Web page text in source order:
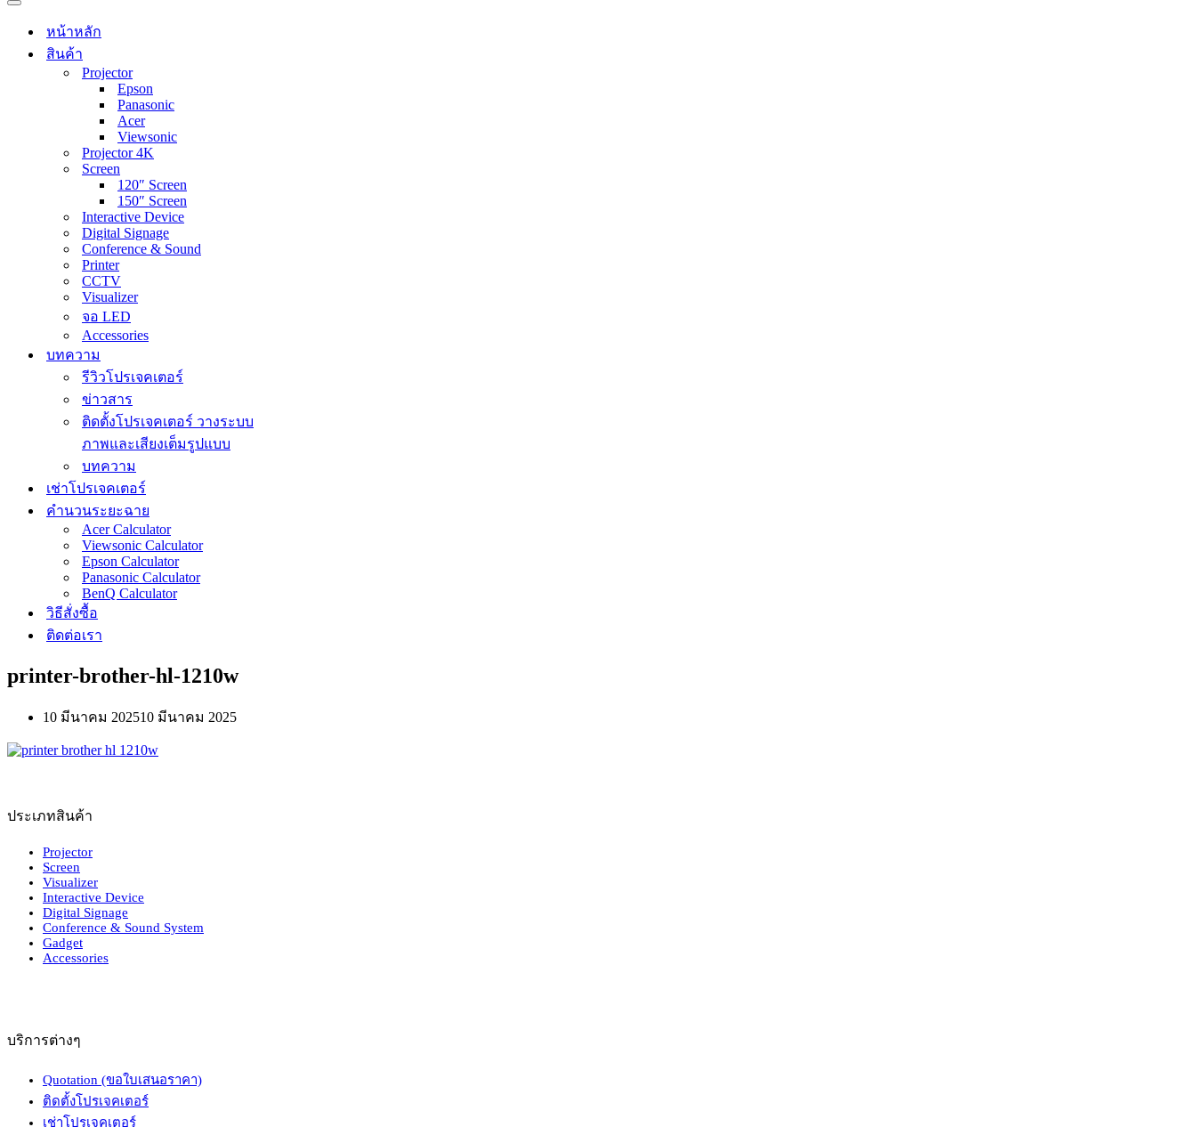
Navigation
หน้าหลัก
สินค้า
Projector
Epson
Panasonic
Acer
Viewsonic
Projector 4K
Screen
120″ Screen
150″ Screen
Interactive Device
Digital Signage
Conference & Sound
Printer
CCTV
Visualizer
จอ LED
Accessories
บทความ
รีวิวโปรเจคเตอร์
ข่าวสาร
ติดตั้งโปรเจคเตอร์ วางระบบ
ภาพและเสียงเต็มรูปแบบ
บทความ
เช่าโปรเจคเตอร์
คำนวนระยะฉาย
Acer Calculator
Viewsonic Calculator
Epson Calculator
Panasonic Calculator
BenQ Calculator
วิธีสั่งซื้อ
ติดต่อเรา
printer-brother-hl-1210w
10 มีนาคม 202510 มีนาคม 2025
ประเภทสินค้า
Projector
Screen
Visualizer
Interactive Device
Digital Signage
Conference & Sound System
Gadget
Accessories
บริการต่างๆ
Quotation (ขอใบเสนอราคา)
ติดตั้งโปรเจคเตอร์
เช่าโปรเจคเตอร์